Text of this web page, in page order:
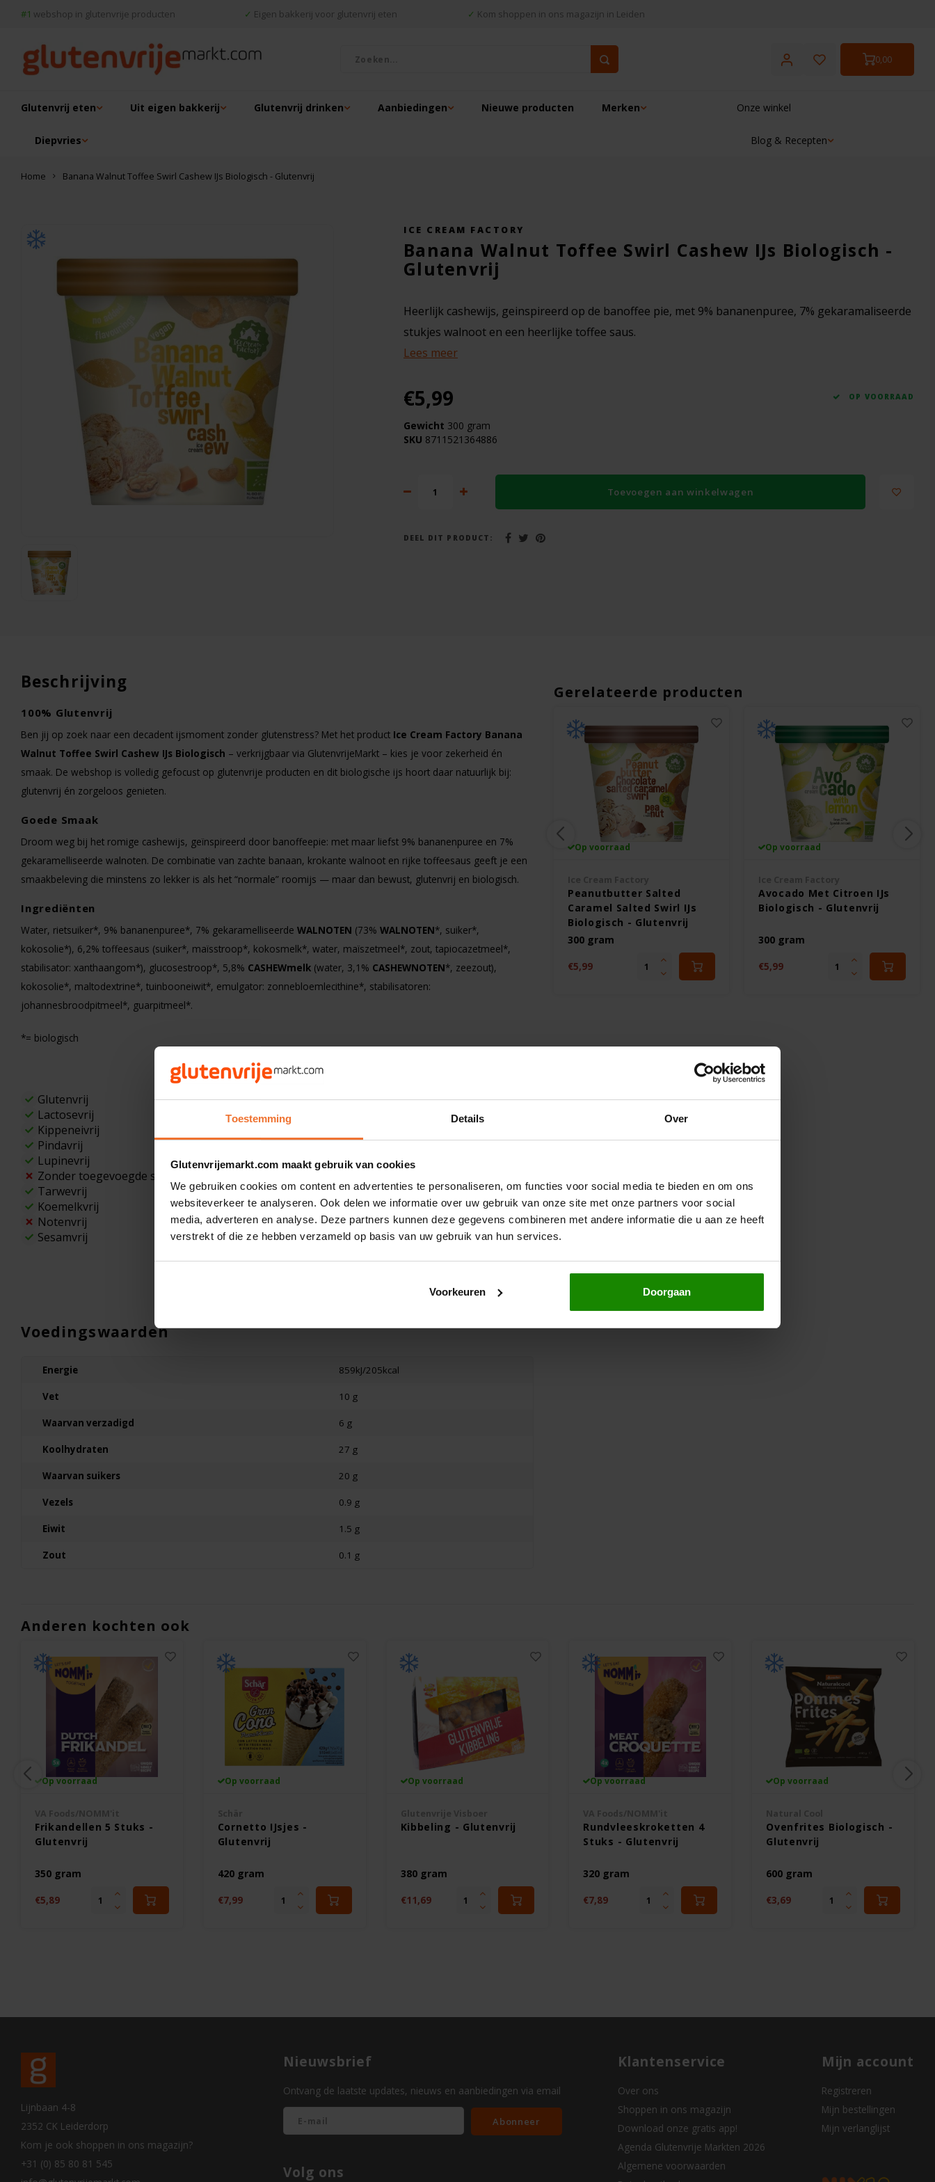
Toestemming Details Over
Glutenvrijemarkt.com maakt gebruik van cookies
We gebruiken cookies om content en advertenties te personaliseren, om functies voor social media te bieden en om ons
websiteverkeer te analyseren. Ook delen we informatie over uw gebruik van onze site met onze partners voor social
media, adverteren en analyse. Deze partners kunnen deze gegevens combineren met andere informatie die u aan ze heeft
verstrekt of die ze hebben verzameld op basis van uw gebruik van hun services.
Voorkeuren Doorgaan
#1 webshop in glutenvrije producten ✓ Eigen bakkerij voor glutenvrij eten ✓ Kom shoppen in ons magazijn in Leiden
0,00
Glutenvrij eten Uit eigen bakkerij Glutenvrij drinken Aanbiedingen Nieuwe producten Merken
Diepvries
Onze winkel
Blog & Recepten
Home Banana Walnut Toffee Swirl Cashew IJs Biologisch - Glutenvrij
Hey! Pizza
Premium Pizzabodems Ø 29cm 2 stuks - Glutenvrij
ICE CREAM FACTORY
Banana Walnut Toffee Swirl Cashew IJs Biologisch -
Glutenvrij
Heerlijk cashewijs, geinspireerd op de banoffee pie, met 9% bananenpuree, 7% gekaramaliseerde
stukjes walnoot en een heerlijke toffee saus.
Lees meer
€5,99 OP VOORRAAD
Gewicht 300 gram
SKU 8711521364886
Toevoegen aan winkelwagen
DEEL DIT PRODUCT:
Beschrijving
100% Glutenvrij
Ben jij op zoek naar een decadent ijsmoment zonder glutenstress? Met het product Ice Cream Factory Banana
Walnut Toffee Swirl Cashew IJs Biologisch – verkrijgbaar via GlutenvrijeMarkt – kies je voor zekerheid én
smaak. De webshop is volledig gefocust op glutenvrije producten en dit biologische ijs hoort daar natuurlijk bij:
glutenvrij én zorgeloos genieten.
Goede Smaak
Droom weg bij het romige cashew­ijs, geïnspireerd door banoffee­pie: met maar liefst 9% bananenpuree en 7%
gekaramelliseerde walnoten. De combinatie van zachte banaan, krokante walnoot en rijke toffeesaus geeft je een
smaakbeleving die minstens zo lekker is als het “normale” roomijs — maar dan bewust, glutenvrij en biologisch.
Ingrediënten
Water, rietsuiker*, 9% bananenpuree*, 7% gekaramelliseerde WALNOTEN (73% WALNOTEN*, suiker*,
kokosolie*), 6,2% toffeesaus (suiker*, maïsstroop*, kokosmelk*, water, maïszetmeel*, zout, tapiocazetmeel*,
stabilisator: xanthaangom*), glucosestroop*, 5,8% CASHEWmelk (water, 3,1% CASHEWNOTEN*, zeezout),
kokosolie*, maltodextrine*, tuinbooneiwit*, emulgator: zonnebloemlecithine*, stabilisatoren:
johannesbroodpitmeel*, guarpitmeel*.
*= biologisch
Glutenvrij
Lactosevrij
Kippeneivrij
Pindavrij
Lupinevrij
Zonder toegevoegde suikers
Tarwevrij
Koemelkvrij
Notenvrij
Sesamvrij
Voedingswaarden
Energie 859kJ/205kcal
Vet 10 g
Waarvan verzadigd 6 g
Koolhydraten 27 g
Waarvan suikers 20 g
Vezels 0.9 g
Eiwit 1.5 g
Zout 0.1 g
Gerelateerde producten
Op voorraad
IJssalon L'Arcobaleno
500 gram
€9,75 €7,25
Op voorraad
NICE
€2,79
Op voorraad
Peanutbutter Salted
Caramel Salted Swirl IJs
Biologisch - Glutenvrij
300 gram
€5,99
Op voorraad
Avocado Met Citroen IJs
Biologisch - Glutenvrij
300 gram
€5,99
Anderen kochten ook
Op voorraad
Frikandellen 5 Stuks -
Glutenvrij
350 gram
€5,89
Op voorraad
Cornetto IJsjes -
Glutenvrij
420 gram
€7,99
Op voorraad
Kibbeling - Glutenvrij
380 gram
€11,69
Op voorraad
Rundvleeskroketten 4
Stuks - Glutenvrij
320 gram
€7,89
Op voorraad
Ovenfrites Biologisch -
Glutenvrij
600 gram
€3,69
Lijnbaan 4-8
2352 CK Leiderdorp
Kom je ook shoppen in ons magazijn?
+31 (0) 85 80 81 545
Nieuwsbrief
Ontvang de laatste updates, nieuws en aanbiedingen via email
Abonneer
Volg ons
Klantenservice
Over ons
Shoppen in ons magazijn
Download onze gratis app!
Agenda Glutenvrije Markten 2026
Algemene voorwaarden
Mijn account
Registreren
Mijn bestellingen
Mijn verlanglijst